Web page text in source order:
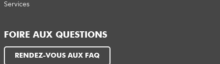
Services
FOIRE AUX QUESTIONS
RENDEZ-VOUS AUX FAQ